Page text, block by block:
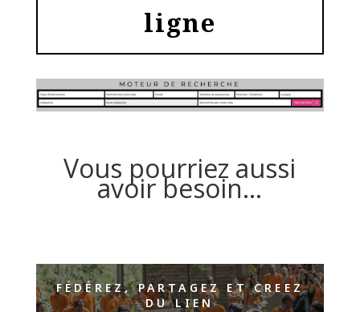
ligne
Vous pourriez aussi
avoir besoin…
FÉDÉREZ, PARTAGEZ ET CREEZ
DU LIEN